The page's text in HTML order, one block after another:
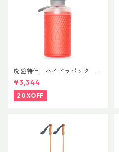
廃盤特価 ハイドラパック
フラックス 750ml
¥3,344
20%OFF